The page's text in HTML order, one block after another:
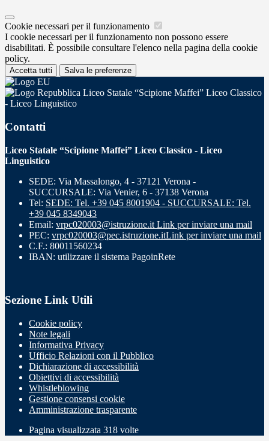
Cookie necessari per il funzionamento
I cookie necessari per il funzionamento non possono essere
disabilitati. È possibile consultare l'elenco nella pagina della cookie
policy.
Accetta tutti Salva le preferenze
Liceo Statale “Scipione Maffei” Liceo Classico
- Liceo Linguistico
Contatti
Liceo Statale “Scipione Maffei” Liceo Classico - Liceo
Linguistico
SEDE: Via Massalongo, 4 - 37121 Verona -
SUCCURSALE: Via Venier, 6 - 37138 Verona
Tel: SEDE: Tel. +39 045 8001904 - SUCCURSALE: Tel.
+39 045 8349043
Email: vrpc020003@istruzione.it Link per inviare una mail
PEC: vrpc020003@pec.istruzione.itLink per inviare una mail
C.F.: 80011560234
IBAN: utilizzare il sistema PagoinRete
Sezione Link Utili
Cookie policy
Note legali
Informativa Privacy
Ufficio Relazioni con il Pubblico
Dichiarazione di accessibilità
Obiettivi di accessibilità
Whistleblowing
Gestione consensi cookie
Amministrazione trasparente
Pagina visualizzata 318 volte